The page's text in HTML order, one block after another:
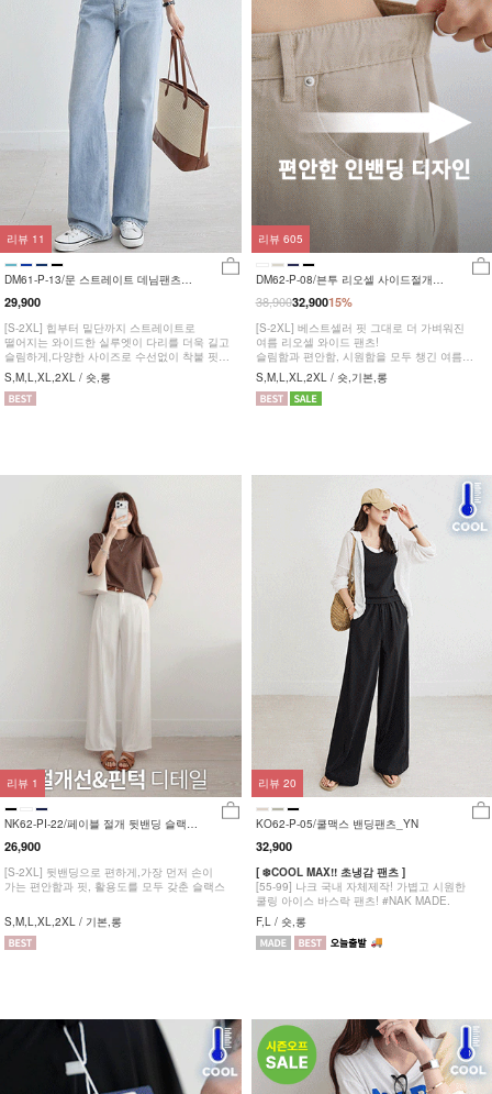
DM61-P-13/문 스트레이트 데님팬츠
_HR
29,900
[S-2XL] 힙부터 밑단까지 스트레이트로
떨어지는 와이드한 실루엣이 다리를 더욱 길고
슬림하게,다양한 사이즈로 수선없이 착붙 핏
데님팬츠
S,M,L,XL,2XL / 숏,롱
리뷰 11
DM62-P-08/븐투 리오셀 사이드절개팬
츠_YN
15%
38,90032,900
[S-2XL] 베스트셀러 핏 그대로 더 가벼워진
여름 리오셀 와이드 팬츠!
슬림함과 편안함, 시원함을 모두 챙긴 여름
완전정복 팬츠
S,M,L,XL,2XL / 숏,기본,롱
리뷰 605
NK62-PI-22/페이블 절개 뒷밴딩 슬랙스
_HR
26,900
[S-2XL] 뒷밴딩으로 편하게,가장 먼저 손이
가는 편안함과 핏, 활용도를 모두 갖춘 슬랙스
S,M,L,XL,2XL / 기본,롱
리뷰 1
KO62-P-05/쿨맥스 밴딩팬츠_YN
32,900
[ ❄️COOL MAX!! 초냉감 팬츠 ]
[55-99] 나크 국내 자체제작! 가볍고 시원한
쿨링 아이스 바스락 팬츠! #NAK MADE.
F,L / 숏,롱
리뷰 20